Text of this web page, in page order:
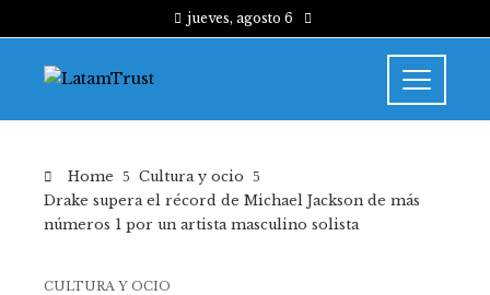
jueves, agosto 6
Home
Cultura y ocio
Drake supera el récord de Michael Jackson de más
números 1 por un artista masculino solista
CULTURA Y OCIO